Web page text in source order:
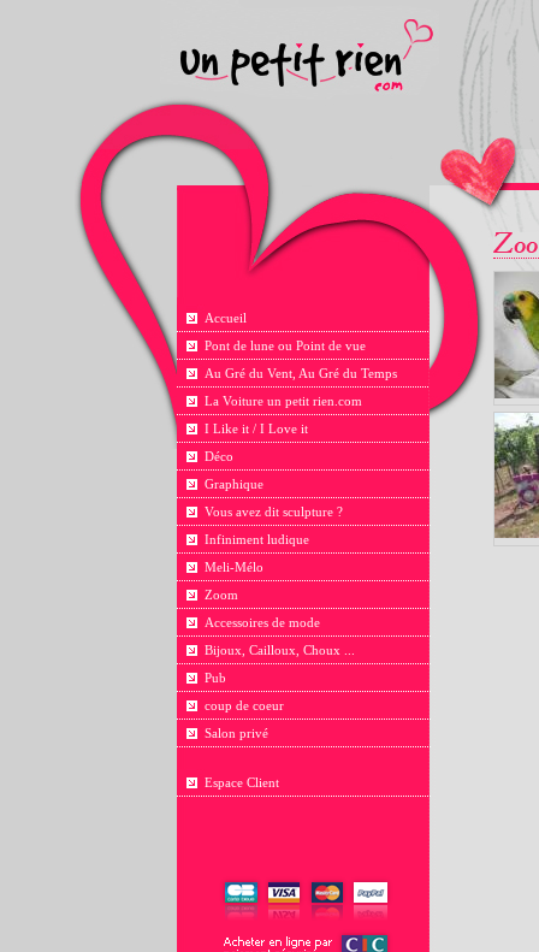
Accueil
Pont de lune ou Point de vue
Au Gré du Vent, Au Gré du Temps
La Voiture un petit rien.com
I Like it / I Love it
Déco
Graphique
Vous avez dit sculpture ?
Infiniment ludique
Meli-Mélo
Zoom
Accessoires de mode
Bijoux, Cailloux, Choux ...
Pub
coup de coeur
Salon privé
Espace Client